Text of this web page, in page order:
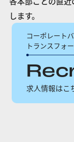
します。
コーポレート
トランスフォ
求人情報はこ